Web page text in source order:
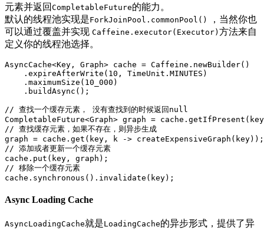
元素并返回 CompletableFuture的能力。
默认的线程池实现是ForkJoinPool.commonPool()
，当然你也
可以通过覆盖并实现 Caffeine.executor(Executor) 方法来自
定义你的线程池选择。
AsyncCache<Key, Graph> cache = Caffeine.newBuilder()
    .expireAfterWrite(10, TimeUnit.MINUTES)
    .maximumSize(10_000)
    .buildAsync();
// 查找一个缓存元素， 没有查找到的时候返回null
CompletableFuture<Graph> graph =
// 查找缓存元素，如果不存在，则异步生成
graph = cache.get(key, k -> createExpensiveGraph(key));
// 添加或者更新一个缓存元素
cache.put(key, graph);
// 移除一个缓存元素
Async Loading Cache
AsyncLoadingCache就是LoadingCache的异步形式，提供了异